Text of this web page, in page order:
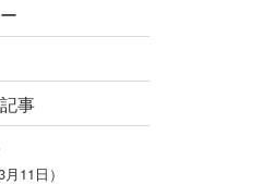
事
11日）